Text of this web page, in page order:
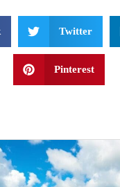
Twitter
Pinterest